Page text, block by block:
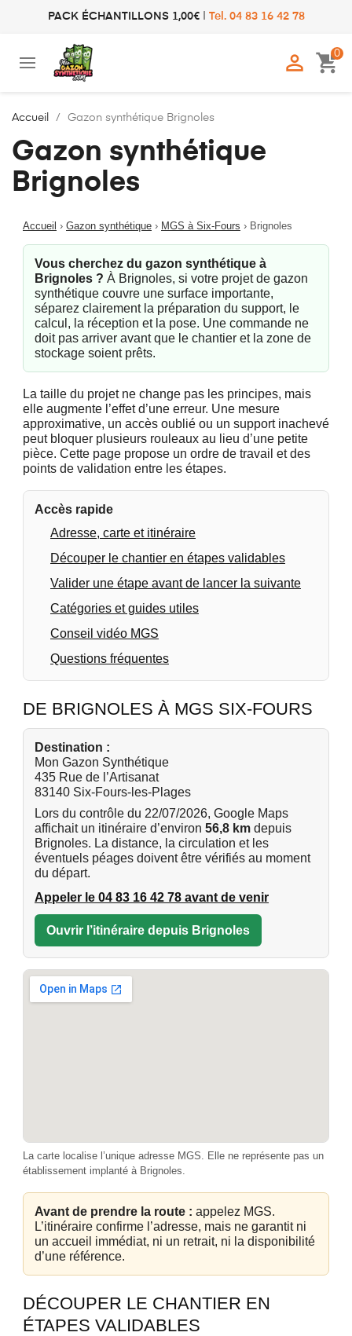
PACK ÉCHANTILLONS 1,00€| Tel. 04 83 16 42 78
 shopping_cart
0
Accueil Gazon synthétique Brignoles
Gazon synthétique
Brignoles
Accueil › Gazon synthétique › MGS à Six-Fours › Brignoles
Vous cherchez du gazon synthétique à
Brignoles ? À Brignoles, si votre projet de gazon
synthétique couvre une surface importante,
séparez clairement la préparation du support, le
calcul, la réception et la pose. Une commande ne
doit pas arriver avant que le chantier et la zone de
stockage soient prêts.
La taille du projet ne change pas les principes, mais
elle augmente l’effet d’une erreur. Une mesure
approximative, un accès oublié ou un support inachevé
peut bloquer plusieurs rouleaux au lieu d’une petite
pièce. Cette page propose un ordre de travail et des
points de validation entre les étapes.
Accès rapide
Adresse, carte et itinéraire
Découper le chantier en étapes validables
Valider une étape avant de lancer la suivante
Catégories et guides utiles
Conseil vidéo MGS
Questions fréquentes
DE BRIGNOLES À MGS SIX-FOURS
Destination :
Mon Gazon Synthétique
435 Rue de l’Artisanat
83140 Six-Fours-les-Plages
Lors du contrôle du 22/07/2026, Google Maps
affichait un itinéraire d’environ 56,8 km depuis
Brignoles. La distance, la circulation et les
éventuels péages doivent être vérifiés au moment
du départ.
Appeler le 04 83 16 42 78 avant de venir
Ouvrir l’itinéraire depuis Brignoles
La carte localise l’unique adresse MGS. Elle ne représente pas un
établissement implanté à Brignoles.
Avant de prendre la route : appelez MGS.
L’itinéraire confirme l’adresse, mais ne garantit ni
un accueil immédiat, ni un retrait, ni la disponibilité
d’une référence.
DÉCOUPER LE CHANTIER EN
ÉTAPES VALIDABLES